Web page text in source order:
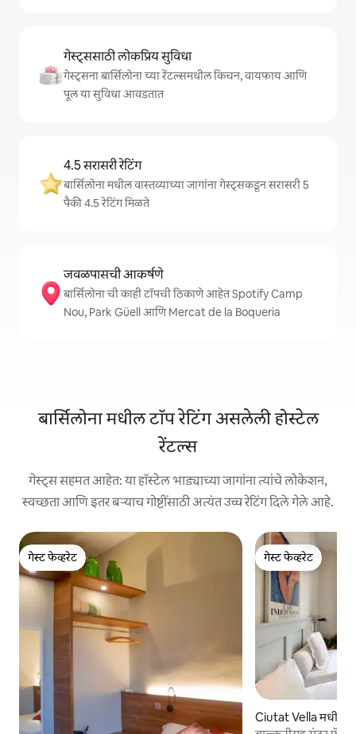
गेस्ट्ससाठी लोकप्रिय सुविधा
गेस्ट्सना बार्सिलोना च्या रेंटल्समधील किचन, वायफाय आणि
पूल या सुविधा आवडतात
4.5 सरासरी रेटिंग
बार्सिलोना मधील वास्तव्याच्या जागांना गेस्ट्सकडून सरासरी 5
पैकी 4.5 रेटिंग मिळते
जवळपासची आकर्षणे
बार्सिलोना ची काही टॉपची ठिकाणे आहेत Spotify Camp
Nou, Park Güell आणि Mercat de la Boqueria
बार्सिलोना मधील टॉप रेटिंग असलेली होस्टेल
रेंटल्स
गेस्ट्स सहमत आहेत: या हॉस्टेल भाड्याच्या जागांना त्यांचे लोकेशन,
स्वच्छता आणि इतर बऱ्याच गोष्टींसाठी अत्यंत उच्च रेटिंग दिले गेले आहे.
गेस्ट फेव्हरेट
गेस्ट फेव्हरेट
गेस्ट फेव्हरेट
गेस्ट फेव्हरेट
Ciutat Vella मधील